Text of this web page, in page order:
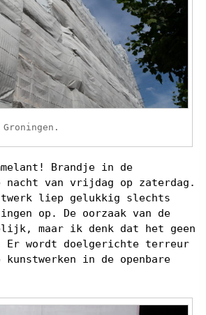
Groningen.
Brandje in de
nacht van vrijdag op zaterdag.
liep gelukkig slechts
op. De oorzaak van de
maar ik denk dat het geen
wordt doelgerichte terreur
kunstwerken in de openbare